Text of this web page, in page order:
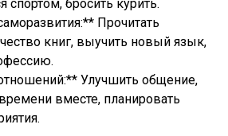
спортом, бросить курить.
Прочитать
книг, выучить новый язык,
Улучшить общение,
вместе, планировать